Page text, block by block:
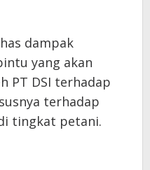
dampak
yang akan
PT DSI terhadap
terhadap
tingkat petani.